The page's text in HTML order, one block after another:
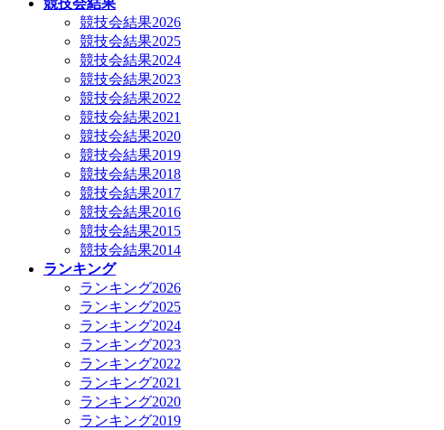
競技会結果
競技会結果2026
競技会結果2025
競技会結果2024
競技会結果2023
競技会結果2022
競技会結果2021
競技会結果2020
競技会結果2019
競技会結果2018
競技会結果2017
競技会結果2016
競技会結果2015
競技会結果2014
ランキング
ランキング2026
ランキング2025
ランキング2024
ランキング2023
ランキング2022
ランキング2021
ランキング2020
ランキング2019